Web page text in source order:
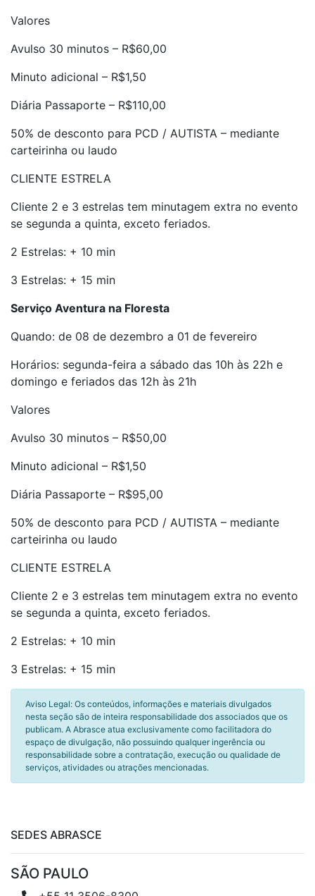
Valores
Avulso 30 minutos – R$60,00
Minuto adicional – R$1,50
Diária Passaporte – R$110,00
50% de desconto para PCD / AUTISTA – mediante
carteirinha ou laudo
CLIENTE ESTRELA
Cliente 2 e 3 estrelas tem minutagem extra no evento
se segunda a quinta, exceto feriados.
2 Estrelas: + 10 min
3 Estrelas: + 15 min
Serviço Aventura na Floresta
Quando: de 08 de dezembro a 01 de fevereiro
Horários: segunda-feira a sábado das 10h às 22h e
domingo e feriados das 12h às 21h
Valores
Avulso 30 minutos – R$50,00
Minuto adicional – R$1,50
Diária Passaporte – R$95,00
50% de desconto para PCD / AUTISTA – mediante
carteirinha ou laudo
CLIENTE ESTRELA
Cliente 2 e 3 estrelas tem minutagem extra no evento
se segunda a quinta, exceto feriados.
2 Estrelas: + 10 min
3 Estrelas: + 15 min
Aviso Legal: Os conteúdos, informações e materiais divulgados
nesta seção são de inteira responsabilidade dos associados que os
publicam. A Abrasce atua exclusivamente como facilitadora do
espaço de divulgação, não possuindo qualquer ingerência ou
responsabilidade sobre a contratação, execução ou qualidade de
serviços, atividades ou atrações mencionadas.
SEDES ABRASCE
SÃO PAULO